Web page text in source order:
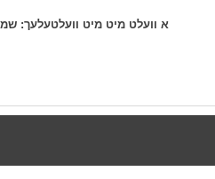
א װעלט מיט מיט װעלטעלעך: